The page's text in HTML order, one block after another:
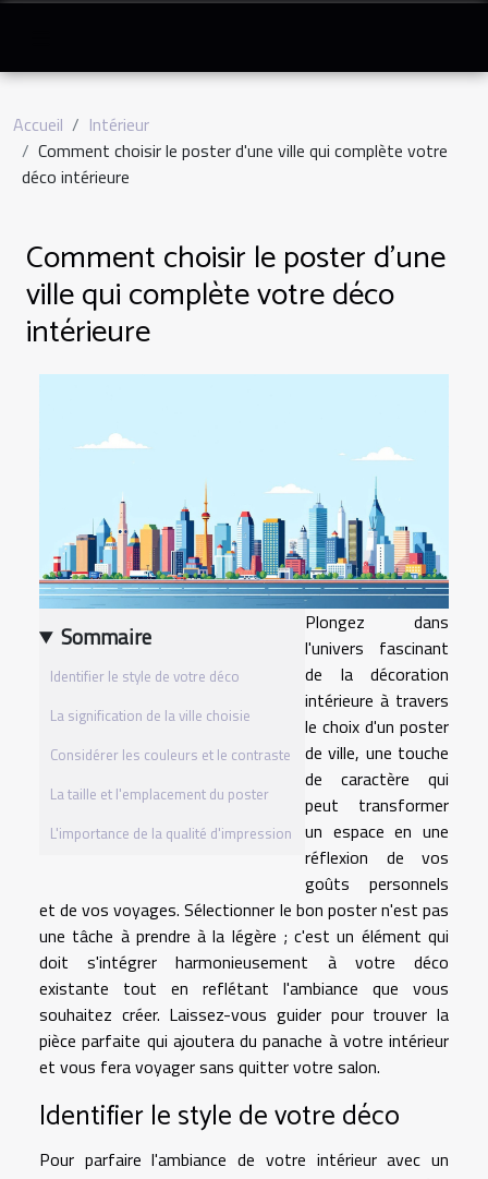
Accueil
Intérieur
Comment choisir le poster d'une ville qui complète votre
déco intérieure
Comment choisir le poster d'une
ville qui complète votre déco
intérieure
Sommaire
Identifier le style de votre déco
La signification de la ville choisie
Considérer les couleurs et le contraste
La taille et l'emplacement du poster
L'importance de la qualité d'impression
Plongez dans
l'univers fascinant
de la décoration
intérieure à travers
le choix d'un poster
de ville, une touche
de caractère qui
peut transformer
un espace en une
réflexion de vos
goûts personnels
et de vos voyages. Sélectionner le bon poster n'est pas
une tâche à prendre à la légère ; c'est un élément qui
doit s'intégrer harmonieusement à votre déco
existante tout en reflétant l'ambiance que vous
souhaitez créer. Laissez-vous guider pour trouver la
pièce parfaite qui ajoutera du panache à votre intérieur
et vous fera voyager sans quitter votre salon.
Identifier le style de votre déco
Pour parfaire l'ambiance de votre intérieur avec un